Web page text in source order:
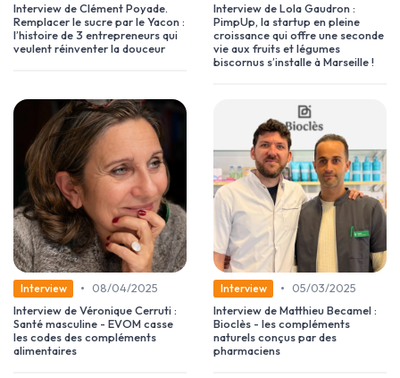
Interview de Clément Poyade.
Remplacer le sucre par le Yacon :
l’histoire de 3 entrepreneurs qui
veulent réinventer la douceur
Interview de Lola Gaudron :
PimpUp, la startup en pleine
croissance qui offre une seconde
vie aux fruits et légumes
biscornus s’installe à Marseille !
Interview •
08/04/2025
Interview de Véronique Cerruti :
Santé masculine - EVOM casse
les codes des compléments
alimentaires
Interview •
05/03/2025
Interview de Matthieu Becamel :
Bioclès - les compléments
naturels conçus par des
pharmaciens